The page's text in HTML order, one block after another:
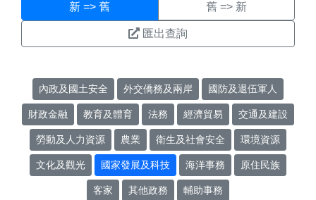
新 => 舊 舊 => 新
匯出查詢
內政及國土安全 外交僑務及兩岸 國防及退伍軍人
財政金融 教育及體育 法務 經濟貿易 交通及建設
勞動及人力資源 農業 衛生及社會安全 環境資源
文化及觀光 國家發展及科技 海洋事務 原住民族
客家 其他政務 輔助事務